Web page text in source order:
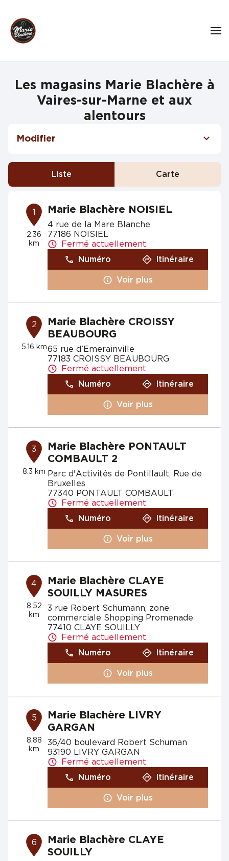
Les magasins Marie Blachère à
Vaires-sur-Marne et aux
alentours
Modifier
Liste Carte
1
2.36
km
Marie Blachère NOISIEL
4 rue de la Mare Blanche
77186 NOISIEL
Fermé actuellement
Numéro
Itinéraire
Voir plus
2
5.16 km
Marie Blachère CROISSY
BEAUBOURG
65 rue d’Emerainville
77183 CROISSY BEAUBOURG
Fermé actuellement
Numéro
Itinéraire
Voir plus
3
8.3 km
Marie Blachère PONTAULT
COMBAULT 2
Parc d'Activités de Pontillault, Rue de
Bruxelles
77340 PONTAULT COMBAULT
Fermé actuellement
Numéro
Itinéraire
Voir plus
4
8.52
km
Marie Blachère CLAYE
SOUILLY MASURES
3 rue Robert Schumann, zone
commerciale Shopping Promenade
77410 CLAYE SOUILLY
Fermé actuellement
Numéro
Itinéraire
Voir plus
5
8.88
km
Marie Blachère LIVRY
GARGAN
36/40 boulevard Robert Schuman
93190 LIVRY GARGAN
Fermé actuellement
Numéro
Itinéraire
Voir plus
6
Marie Blachère CLAYE
SOUILLY